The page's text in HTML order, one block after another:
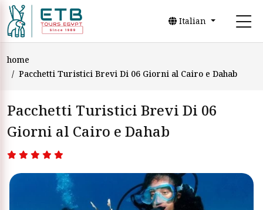
Italian
home
Pacchetti Turistici Brevi Di 06 Giorni al Cairo e Dahab
Pacchetti Turistici Brevi Di 06
Giorni al Cairo e Dahab